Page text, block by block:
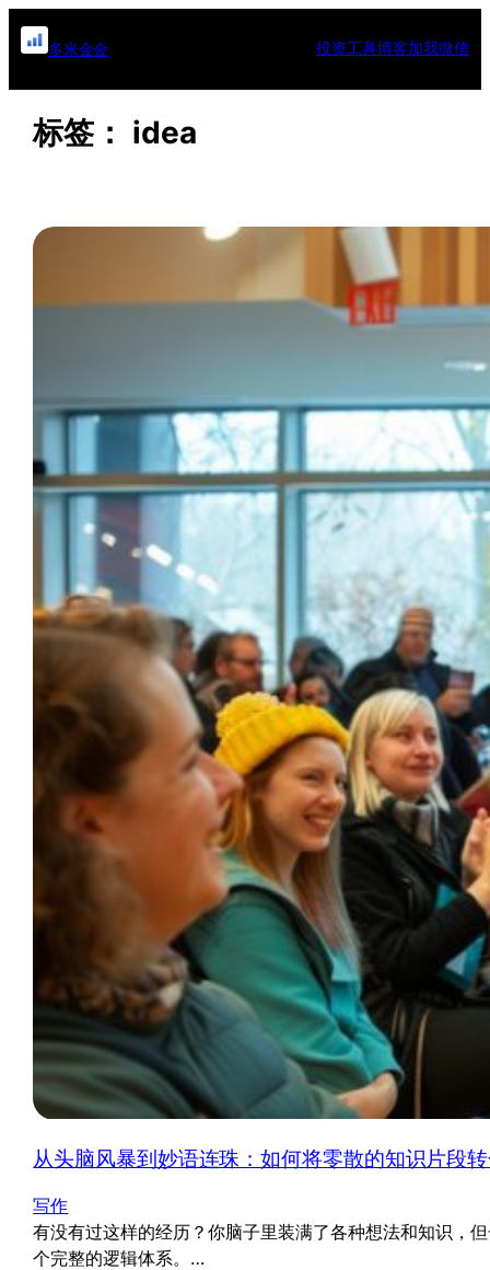
跳
至
多米金金 投资工具博客加我微信
标签： idea
从头脑风暴到妙语连珠：如何将零散的知识片段
写作
有没有过这样的经历？你脑子里装满了各种想法和知识，
个完整的逻辑体系。…